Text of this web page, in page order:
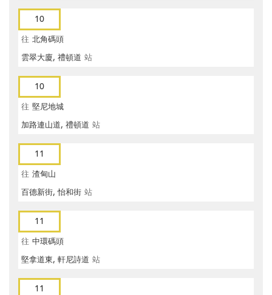
10
往 北角碼頭
雲翠大廈, 禮頓道 站
10
往 堅尼地城
加路連山道, 禮頓道 站
11
往 渣甸山
百德新街, 怡和街 站
11
往 中環碼頭
堅拿道東, 軒尼詩道 站
11